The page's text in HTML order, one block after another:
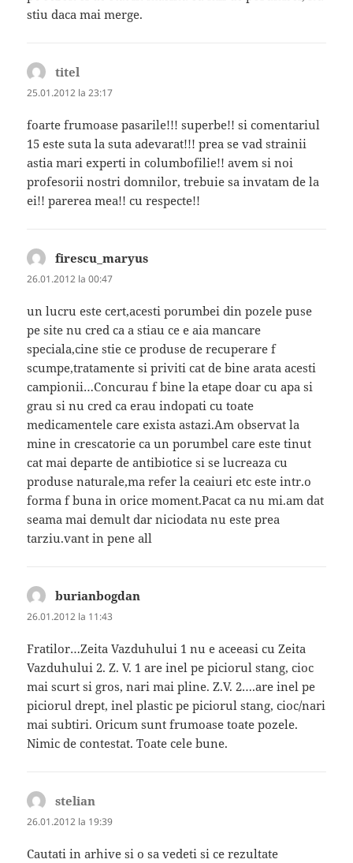
stiu daca mai merge.
titel
25.01.2012 la 23:17
foarte frumoase pasarile!!! superbe!! si comentariul
15 este suta la suta adevarat!!! prea se vad strainii
astia mari experti in columbofilie!! avem si noi
profesorii nostri domnilor, trebuie sa invatam de la
ei!! parerea mea!! cu respecte!!
firescu_maryus
26.01.2012 la 00:47
un lucru este cert,acesti porumbei din pozele puse
pe site nu cred ca a stiau ce e aia mancare
speciala,cine stie ce produse de recuperare f
scumpe,tratamente si priviti cat de bine arata acesti
campionii…Concurau f bine la etape doar cu apa si
grau si nu cred ca erau indopati cu toate
medicamentele care exista astazi.Am observat la
mine in crescatorie ca un porumbel care este tinut
cat mai departe de antibiotice si se lucreaza cu
produse naturale,ma refer la ceaiuri etc este intr.o
forma f buna in orice moment.Pacat ca nu mi.am dat
seama mai demult dar niciodata nu este prea
tarziu.vant in pene all
burianbogdan
26.01.2012 la 11:43
Fratilor…Zeita Vazduhului 1 nu e aceeasi cu Zeita
Vazduhului 2. Z. V. 1 are inel pe piciorul stang, cioc
mai scurt si gros, nari mai pline. Z.V. 2….are inel pe
piciorul drept, inel plastic pe piciorul stang, cioc/nari
mai subtiri. Oricum sunt frumoase toate pozele.
Nimic de contestat. Toate cele bune.
stelian
26.01.2012 la 19:39
Cautati in arhive si o sa vedeti si ce rezultate